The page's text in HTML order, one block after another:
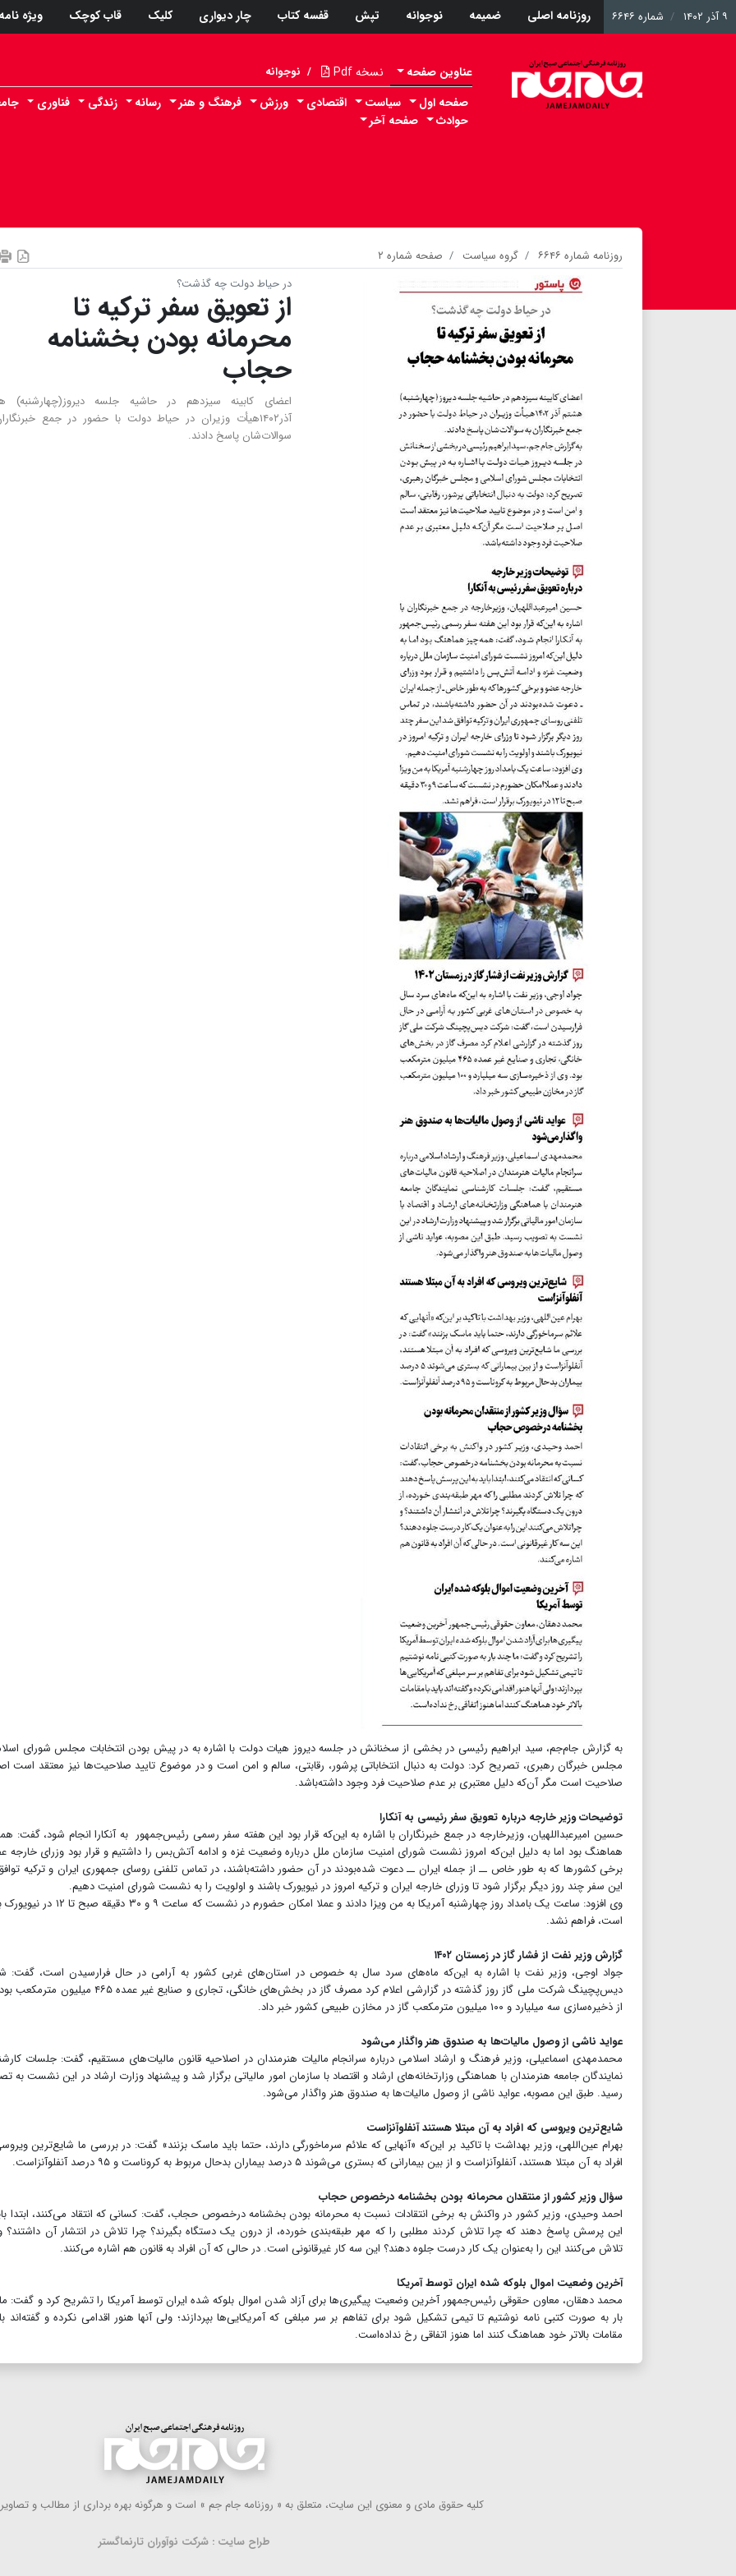
۹ آذر ۱۴۰۲ شماره ۶۶۴۶ روزنامه اصلی ضمیمه نوجوانه تپش قفسه کتاب چار دیواری کلیک قاب کوچک ویژه نامه
عناوین صفحه نسخه Pdf / نوجوانه
صفحه اول سیاست اقتصادی ورزش فرهنگ و هنر رسانه زندگی فناوری
حوادث
صفحه آخر
روزنامه شماره ۶۶۴۶ گروه سیاست
صفحه شماره ۲
در حیاط دولت چه گذشت؟
از تعویق سفر ترکیه تا
محرمانه بودن بخشنامه
حجاب
اعضای کابینه سیزدهم در حاشیه جلسه دیروز(چهارشنبه)
آذر۱۴۰۲هیأت وزیران در حیاط دولت با حضور در جمع
سوالات‌شان پاسخ دادند.
به گزارش جام‌جم، سید ابراهیم رئیسی در بخشی از سخنانش در جلسه دیروز هیات دولت با اشاره به در پیش بودن انتخابات مجلس شورای
مجلس خبرگان رهبری، تصریح کرد: دولت به دنبال انتخاباتی پرشور، رقابتی، سالم و امن است و در موضوع تایید صلاحیت‌ها نیز معتقد است
صلاحیت است مگر آن‌که دلیل معتبری بر عدم صلاحیت فرد وجود داشته‌باشد.
توضیحات وزیر خارجه درباره تعویق سفر رئیسی به آنکارا
حسین امیرعبداللهیان، وزیرخارجه در جمع خبرنگاران با اشاره به این‌که قرار بود این هفته سفر رسمی رئیس‌جمهور به آنکارا انجام شود، گفت:
هماهنگ بود اما به دلیل این‌که امروز نشست شورای امنیت سازمان ملل درباره وضعیت غزه و ادامه آتش‌بس را داشتیم و قرار بود وزرای خارجه
برخی کشورها که به طور خاص ــ از جمله ایران ــ دعوت شده‌بودند در آن حضور داشته‌باشند، در تماس تلفنی روسای جمهوری ایران و ترکیه
این سفر چند روز دیگر برگزار شود تا وزرای خارجه ایران و ترکیه امروز در نیویورک باشند و اولویت را به نشست شورای امنیت دهیم.
وی افزود: ساعت یک بامداد روز چهارشنبه آمریکا به من ویزا دادند و عملا امکان حضورم در نشست که
است، فراهم نشد.
گزارش وزیر نفت از فشار گاز در زمستان ۱۴۰۲
جواد اوجی، وزیر نفت با اشاره به این‌که ماه‌های سرد سال به خصوص در استان‌های غربی کشور به آرامی در حال فرا‌رسیدن است، گفت:
دیس‌پچینگ شرکت ملی گاز روز گذشته در گزارشی اعلام کرد مصرف گاز در بخش‌های خانگی، تجاری و صنایع غیر عمده
از ذخیره‌سازی سه میلیارد و ۱۰۰ میلیون مترمکعب گاز در مخازن طبیعی کشور خبر داد.
عواید ناشی از وصول مالیات‌ها به صندوق هنر واگذار می‌شود
محمدمهدی اسماعیلی، وزیر فرهنگ و ارشاد اسلامی درباره سرانجام مالیات هنرمندان در اصلاحیه قانون مالیات‌های مستقیم، گفت: جلسات
نمایندگان جامعه هنرمندان با هماهنگی وزارتخانه‌های ارشاد و اقتصاد با سازمان امور مالیاتی برگزار شد و پیشنهاد وزارت ارشاد در این نشست به
رسید. طبق این مصوبه، عواید ناشی از وصول مالیات‌ها به صندوق هنر واگذار می‌شود.
شایع‌ترین ویروسی که افراد به آن مبتلا هستند آنفلوآنزاست
بهرام عین‌اللهی، وزیر بهداشت با تاکید بر این‌که «آنهایی که علائم سرماخورگی دارند، حتما باید ماسک بزنند» گفت: در بررسی ما شایع‌ترین
افراد به آن مبتلا هستند، آنفلوآنزاست و از بین بیمارانی که بستری می‌شوند ۵ درصد بیماران بدحال مربوط به کروناست و ۹۵ درصد آنفلوآنزاست.
سؤال وزیر کشور از منتقدان محرمانه بودن بخشنامه درخصوص حجاب
احمد وحیدی، وزیر کشور در واکنش به برخی انتقادات نسبت به محرمانه بودن بخشنامه درخصوص حجاب، گفت: کسانی که انتقاد می‌کنند، ابتدا
این پرسش پاسخ دهند که چرا تلاش کردند مطلبی را که مهر طبقه‌بندی خورده، از درون یک دستگاه بگیرند؟ چرا تلاش در انتشار آن داشتند؟
تلاش می‌کنند این را به‌عنوان یک کار درست جلوه دهند؟ این سه کار غیرقانونی است. در حالی که آن افراد به قانون هم اشاره می‌کنند.
آخرین وضعیت اموال بلوکه شده ایران توسط آمریکا
محمد دهقان، معاون حقوقی رئیس‌جمهور آخرین وضعیت پیگیری‌ها برای آزاد شدن اموال بلوکه شده ایران توسط آمریکا را تشریح کرد و گفت:
بار به صورت کتبی نامه نوشتیم تا تیمی تشکیل شود برای تفاهم بر سر مبلغی که آمریکایی‌ها بپردازند؛ ولی آنها هنور اقدامی نکرده و گفته‌اند
مقامات بالاتر خود هماهنگ کنند اما هنوز اتفاقی رخ نداده‌است.
كلیه حقوق مادی و معنوی این سایت، متعلق به « روزنامه جام جم » است و هرگونه بهره ‌برداری از مطالب و
طراح سایت : شرکت نوآوران تارنماگستر